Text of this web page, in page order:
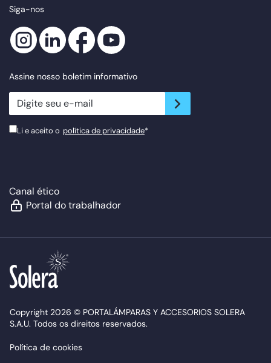
Siga-nos
Assine nosso boletim informativo
newsletter.suscribe
Li e aceito o política de privacidade*
Canal ético
Portal do trabalhador
Copyright 2026 © PORTALÁMPARAS Y ACCESORIOS SOLERA
S.A.U. Todos os direitos reservados.
Política de cookies